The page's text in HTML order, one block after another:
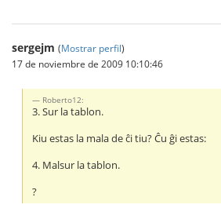
sergejm (Mostrar perfil)
17 de noviembre de 2009 10:10:46
Roberto12:
3. Sur la tablon.
Kiu estas la mala de ĉi tiu? Ĉu ĝi estas:
4. Malsur la tablon.
?